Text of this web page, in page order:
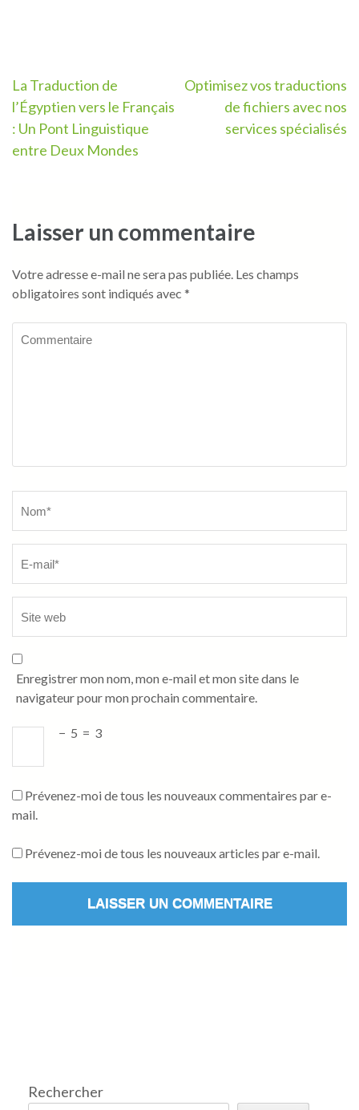
Navigation
de
l’article
La Traduction de
l’Égyptien vers le Français
: Un Pont Linguistique
entre Deux Mondes
Optimisez vos traductions
de fichiers avec nos
services spécialisés
Laisser un commentaire
Votre adresse e-mail ne sera pas publiée. Les champs
obligatoires sont indiqués avec *
Enregistrer mon nom, mon e-mail et mon site dans le
navigateur pour mon prochain commentaire.
− 5 = 3
Prévenez-moi de tous les nouveaux commentaires par e-
mail.
Prévenez-moi de tous les nouveaux articles par e-mail.
Rechercher